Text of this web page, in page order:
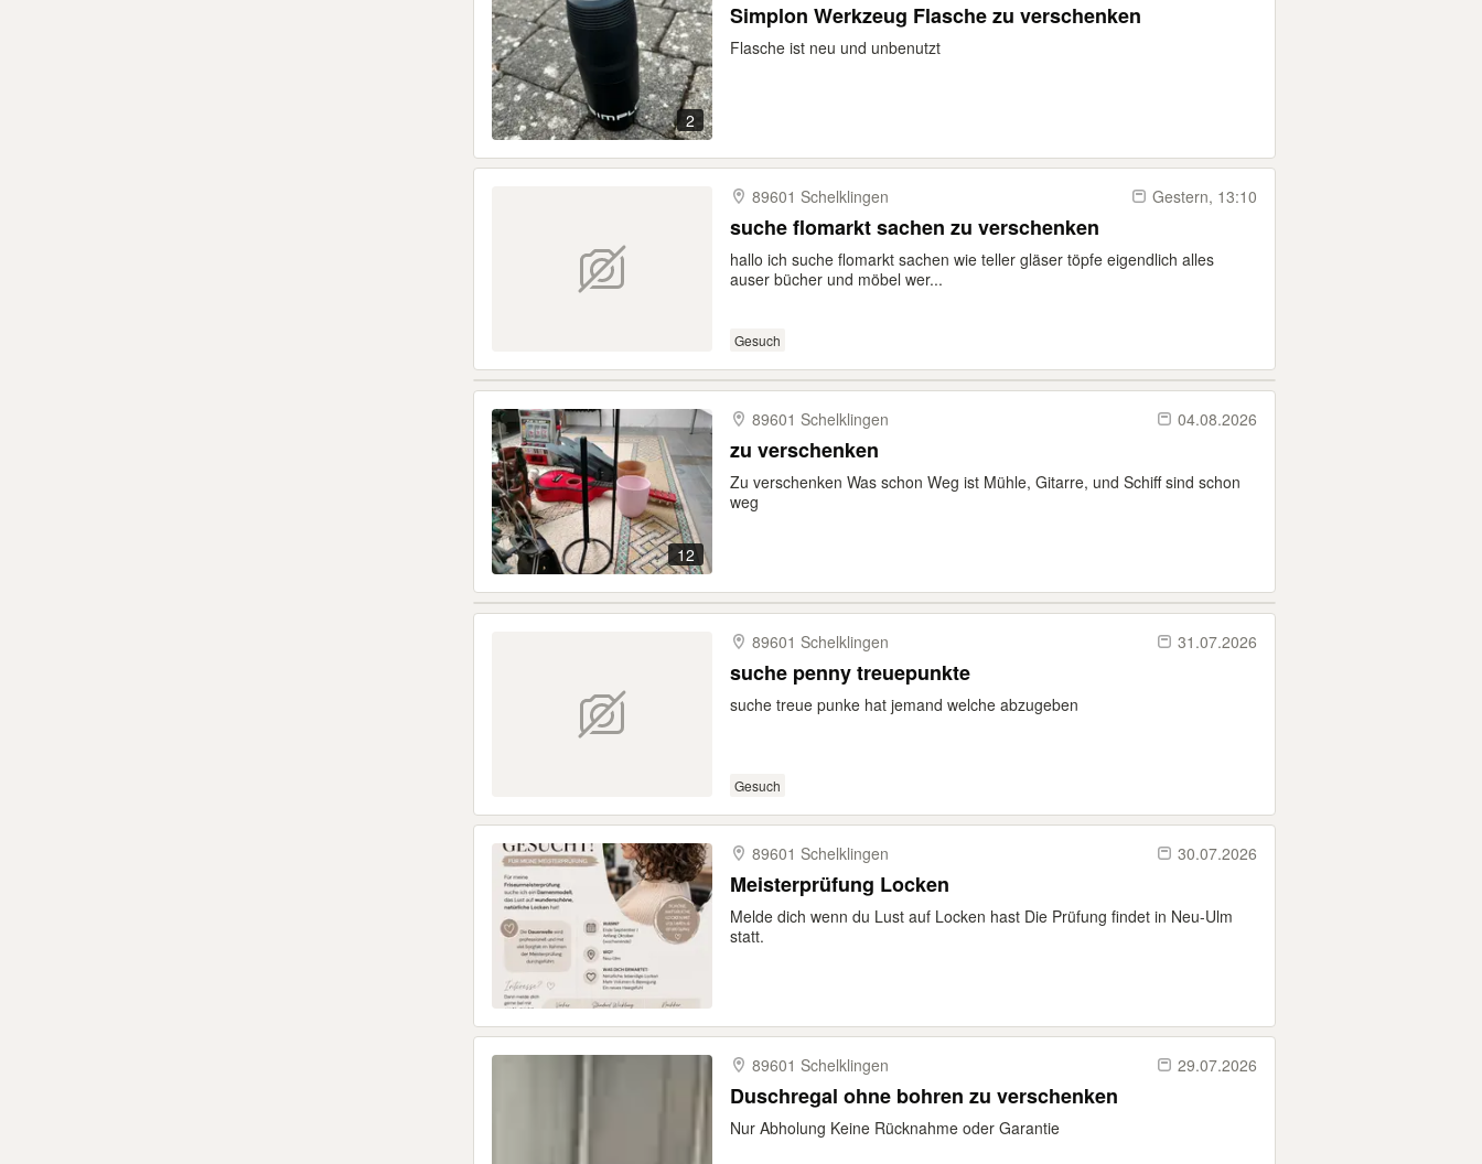
2
Simplon Werkzeug Flasche zu verschenken
Flasche ist neu und unbenutzt
89601 Schelklingen Gestern, 13:10
suche flomarkt sachen zu verschenken
hallo ich suche flomarkt sachen wie teller gläser töpfe eigendlich alles
auser bücher und möbel wer...
Gesuch
12
89601 Schelklingen 04.08.2026
zu verschenken
Zu verschenken Was schon Weg ist Mühle, Gitarre, und Schiff sind schon
weg
89601 Schelklingen 31.07.2026
suche penny treuepunkte
suche treue punke hat jemand welche abzugeben
Gesuch
89601 Schelklingen 30.07.2026
Meisterprüfung Locken
Melde dich wenn du Lust auf Locken hast Die Prüfung findet in Neu-Ulm
statt.
89601 Schelklingen 29.07.2026
Duschregal ohne bohren zu verschenken
Nur Abholung Keine Rücknahme oder Garantie